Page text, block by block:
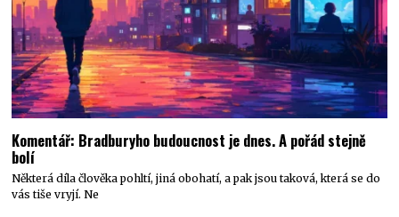
Komentář: Bradburyho budoucnost je dnes. A pořád stejně
bolí
Některá díla člověka pohltí, jiná obohatí, a pak jsou taková, která se do
vás tiše vryjí. Ne